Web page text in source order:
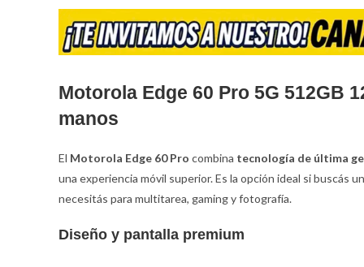
Motorola Edge 60 Pro 5G 512GB
manos
El Motorola Edge 60 Pro combina tecnología de última
una experiencia móvil superior. Es la opción ideal si buscás
necesitás para multitarea, gaming y fotografía.
Diseño y pantalla premium